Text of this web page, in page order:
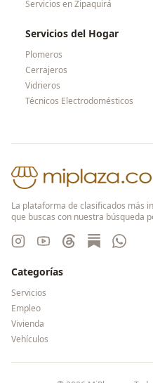
Servicios enZipaquirá
Servicios del Hogar
Plomeros
Cerrajeros
Vidrieros
Técnicos Electrodomésticos
La plataforma de clasificados más
que buscas con nuestra búsqueda
Categorías
Servicios
Empleo
Vivienda
Vehículos